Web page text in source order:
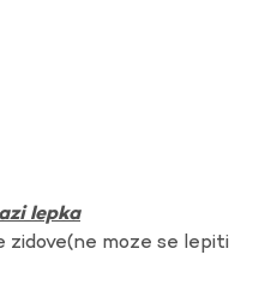
lepka
zidove(ne moze se lepiti